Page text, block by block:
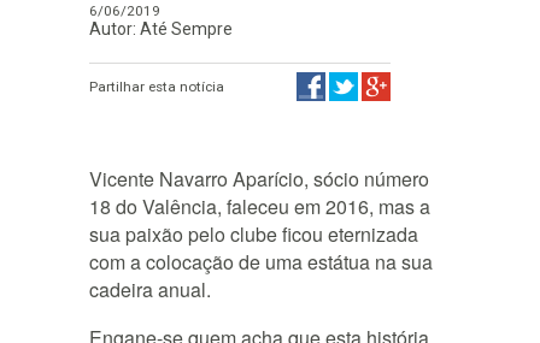
6/06/2019
Autor: Até Sempre
Partilhar esta notícia
Vicente Navarro Aparício, sócio número
18 do Valência, faleceu em 2016, mas a
sua paixão pelo clube ficou eternizada
com a colocação de uma estátua na sua
cadeira anual.